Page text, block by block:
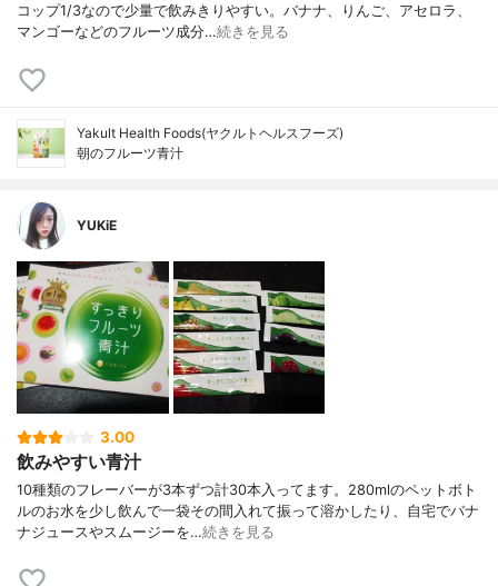
コップ1/3なので少量で飲みきりやすい。バナナ、りんご、アセロラ、
マンゴーなどのフルーツ成分…続きを見る
Yakult Health Foods(ヤクルトヘルスフーズ)
朝のフルーツ青汁
YUKiE
3.00
飲みやすい青汁
10種類のフレーバーが3本ずつ計30本入ってます。280mlのペットボト
ルのお水を少し飲んで一袋その間入れて振って溶かしたり、自宅でバナ
ナジュースやスムージーを…続きを見る